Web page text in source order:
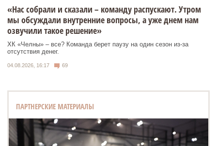
«Нас собрали и сказали – команду распускают. Утром
мы обсуждали внутренние вопросы, а уже днем нам
озвучили такое решение»
ХК «Челны» – все? Команда берет паузу на один сезон из-за
отсутствия денег.
04.08.2026, 16:17 69
ПАРТНЕРСКИЕ МАТЕРИАЛЫ